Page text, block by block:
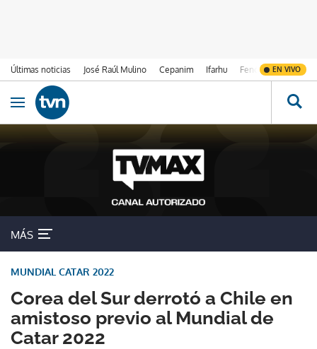
Últimas noticias José Raúl Mulino Cepanim Ifarhu Fenómeno de El
EN VIVO
Ir al contenido
Obrir navegació
MÁS
Corea del Sur derrotó a Chile en
amistoso previo al Mundial de
Catar 2022
MUNDIAL CATAR 2022